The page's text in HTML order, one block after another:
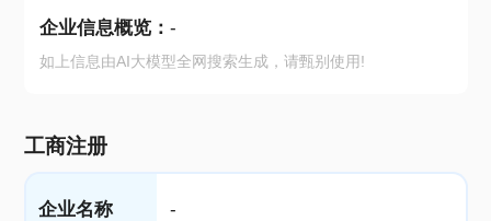
企业信息概览： -
如上信息由AI大模型全网搜索生成，请甄别使用!
工商注册
企业名称 -